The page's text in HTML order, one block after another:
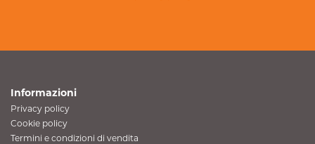
Informazioni
Privacy policy
Cookie policy
Termini e condizioni di vendita